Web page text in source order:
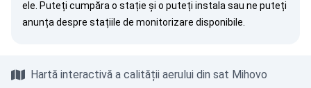
ele. Puteți cumpăra o stație și o puteți instala sau ne puteți
anunța despre stațiile de monitorizare disponibile.
Hartă interactivă a calității aerului din sat Mihovo